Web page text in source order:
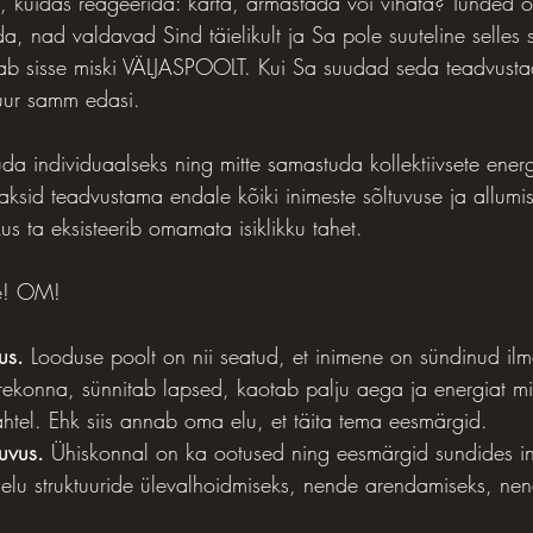
nad valdavad Sind täielikult ja Sa pole suuteline selles
sisse miski VÄLJASPOOLT. Kui Sa suudad seda
samm edasi.
individuaalseks ning mitte samastuda kollektiivsete
teadvustama endale kõiki inimeste sõltuvuse ja
ta eksisteerib omamata isiklikku tahet.
OM!
Looduse poolt on nii seatud, et inimene on sündinud
sünnitab lapsed, kaotab palju aega ja energiat
Ehk siis annab oma elu, et täita tema eesmärgid.
Ühiskonnal on ka ootused ning eesmärgid sundides
struktuuride ülevalhoidmiseks, nende arendamiseks,